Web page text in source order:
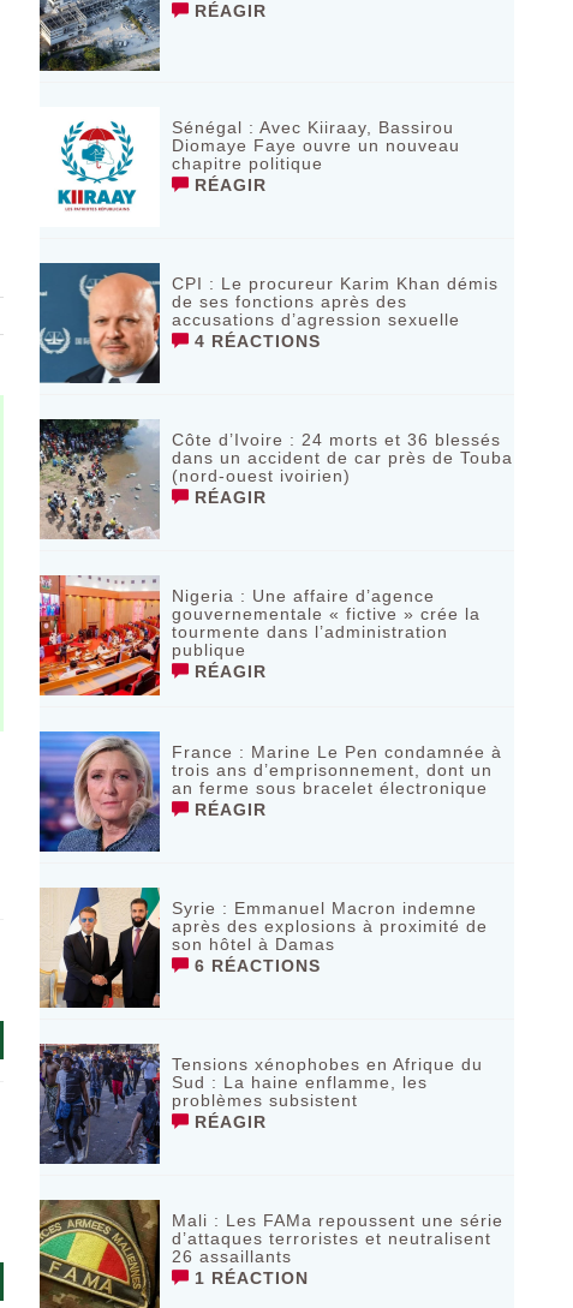
RÉAGIR
Sénégal : Avec Kiiraay, Bassirou
Diomaye Faye ouvre un nouveau
chapitre politique
RÉAGIR
CPI : Le procureur Karim Khan démis
de ses fonctions après des
accusations d’agression sexuelle
4 RÉACTIONS
Côte d’Ivoire : 24 morts et 36 blessés
dans un accident de car près de Touba
(nord-ouest ivoirien)
RÉAGIR
Nigeria : Une affaire d’agence
gouvernementale « fictive » crée la
tourmente dans l’administration
publique
RÉAGIR
France : Marine Le Pen condamnée à
trois ans d’emprisonnement, dont un
an ferme sous bracelet électronique
RÉAGIR
Syrie : Emmanuel Macron indemne
après des explosions à proximité de
son hôtel à Damas
6 RÉACTIONS
Tensions xénophobes en Afrique du
Sud : La haine enflamme, les
problèmes subsistent
RÉAGIR
Mali : Les FAMa repoussent une série
d’attaques terroristes et neutralisent
26 assaillants
1 RÉACTION